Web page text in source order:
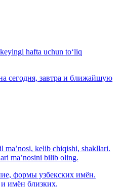
hafta uchun to‘liq
сегодня, завтра и ближайшую
ma’nosi, kelib chiqishi, shakllari.
ma’nosini bilib oling.
формы узбекских имён.
имён близких.